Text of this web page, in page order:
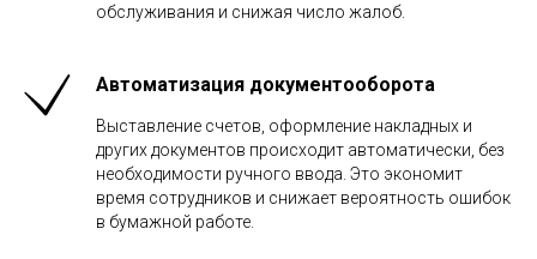
обслуживания и снижая число жалоб.
Автоматизация документооборота
Выставление счетов, оформление накладных и
других документов происходит автоматически, без
необходимости ручного ввода. Это экономит
время сотрудников и снижает вероятность ошибок
в бумажной работе.